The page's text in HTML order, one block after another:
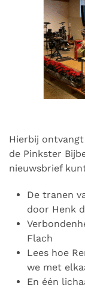
Hierbij
de Pinkster
nieuwsbrief
De tranen
door Henk
Flach
Lees hoe
we met
En één